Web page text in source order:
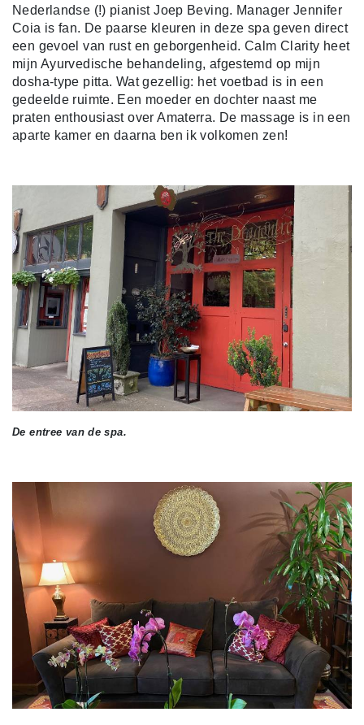
Nederlandse (!) pianist Joep Beving. Manager Jennifer
Coia is fan. De paarse kleuren in deze spa geven direct
een gevoel van rust en geborgenheid. Calm Clarity heet
mijn Ayurvedische behandeling, afgestemd op mijn
dosha-type pitta. Wat gezellig: het voetbad is in een
gedeelde ruimte. Een moeder en dochter naast me
praten enthousiast over Amaterra. De massage is in een
aparte kamer en daarna ben ik volkomen zen!
De entree van de spa.